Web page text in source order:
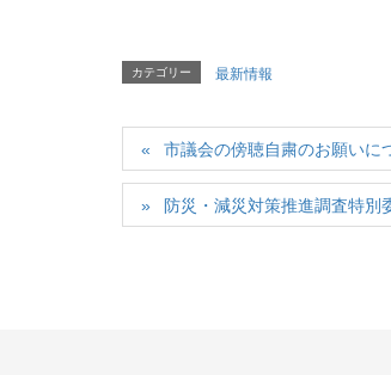
カテゴリー 最新情報
市議会の傍聴自粛のお願いに
防災・減災対策推進調査特別